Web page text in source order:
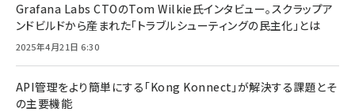
Grafana Labs CTOのTom Wilkie氏インタビュー。スクラップア
ンドビルドから産まれた「トラブルシューティングの民主化」とは
2025年4月21日 6:30
API管理をより簡単にする「Kong Konnect」が解決する課題とそ
の主要機能